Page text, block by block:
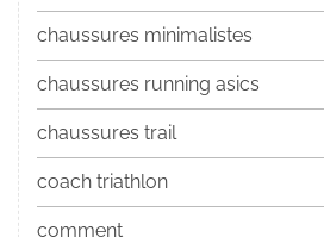
chaussures minimalistes
chaussures running asics
chaussures trail
coach triathlon
comment